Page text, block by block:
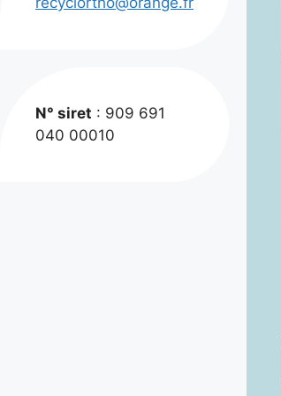
N° siret : 909 691
040 00010